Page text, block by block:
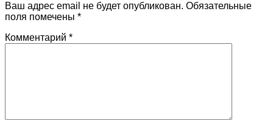
Ваш адрес email не будет опубликован. Обязательные
поля помечены *
Комментарий *